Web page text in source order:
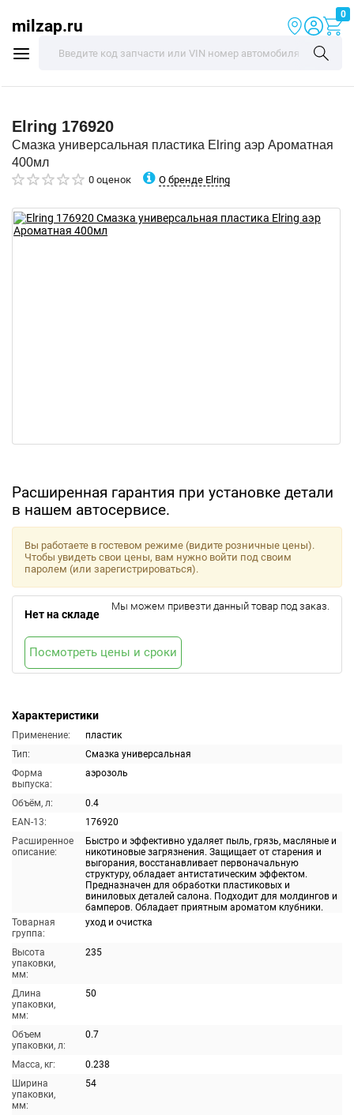
milzap.ru
0
Elring 176920
Смазка универсальная пластика Elring аэр Ароматная
400мл
0 оценок О бренде Elring
Расширенная гарантия при установке детали
в нашем автосервисе.
Характеристики
Применение:
пластик
Тип:
Смазка универсальная
Форма
выпуска:
аэрозоль
Объём, л:
0.4
EAN-13:
176920
Расширенное
описание:
Быстро и эффективно удаляет пыль, грязь, масляные и
никотиновые загрязнения. Защищает от старения и
выгорания, восстанавливает первоначальную
структуру, обладает антистатическим эффектом.
Предназначен для обработки пластиковых и
виниловых деталей салона. Подходит для молдингов и
бамперов. Обладает приятным ароматом клубники.
Товарная
группа:
уход и очистка
Высота
упаковки,
мм:
235
Длина
упаковки,
мм:
50
Объем
упаковки, л:
0.7
Масса, кг:
0.238
Ширина
упаковки,
мм:
54
Вы работаете в гостевом режиме (видите розничные цены).
Чтобы увидеть свои цены, вам нужно войти под своим
паролем (или зарегистрироваться).
Нет на складе
Мы можем привезти данный товар под заказ.
Посмотреть цены и сроки